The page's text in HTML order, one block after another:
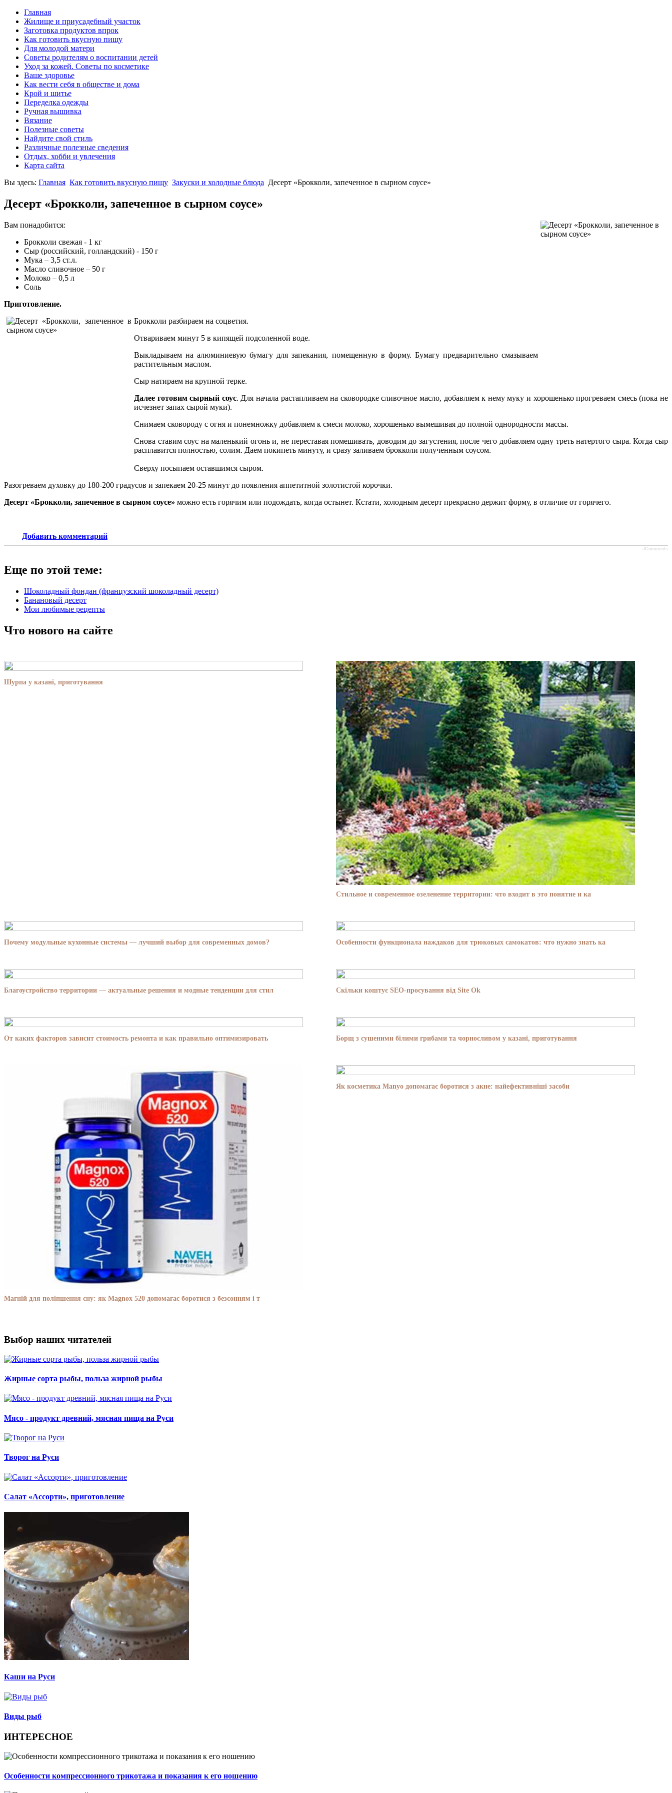
Главная
Жилище и приусадебный участок
Заготовка продуктов впрок
Как готовить вкусную пищу
Для молодой матери
Советы родителям о воспитании детей
Уход за кожей. Советы по косметике
Ваше здоровье
Как вести себя в обществе и дома
Крой и шитье
Переделка одежды
Ручная вышивка
Вязание
Полезные советы
Найдите свой стиль
Различные полезные сведения
Отдых, хобби и увлечения
Карта сайта
Вы здесь: Главная Как готовить вкусную пищу Закуски и холодные блюда Десерт «Брокколи, запеченное в сырном соусе»
Десерт «Брокколи, запеченное в сырном соусе»
Вам понадобится:
Брокколи свежая - 1 кг
Сыр (российский, голландский) - 150 г
Мука – 3,5 ст.л.
Масло сливочное – 50 г
Молоко – 0,5 л
Соль
Приготовление.
Брокколи разбираем на соцветия.
Отвариваем минут 5 в кипящей подсоленной воде.
Выкладываем на алюминиевую бумагу для запекания, помещенную в форму. Бумагу предварительно смазываем
растительным маслом.
Сыр натираем на крупной терке.
Далее готовим сырный соус. Для начала растапливаем на сковородке сливочное масло, добавляем к нему муку и хорошенько прогреваем смесь (пока не
исчезнет запах сырой муки).
Снимаем сковороду с огня и понемножку добавляем к смеси молоко, хорошенько вымешивая до полной однородности массы.
Снова ставим соус на маленький огонь и, не переставая помешивать, доводим до загустения, после чего добавляем одну треть натертого сыра. Когда сыр
расплавится полностью, солим. Даем покипеть минуту, и сразу заливаем брокколи полученным соусом.
Сверху посыпаем оставшимся сыром.
Разогреваем духовку до 180-200 градусов и запекаем 20-25 минут до появления аппетитной золотистой корочки.
Десерт «Брокколи, запеченное в сырном соусе» можно есть горячим или подождать, когда остынет. Кстати, холодным десерт прекрасно держит форму, в отличие от горячего.
Добавить комментарий
JComments
Еще по этой теме:
Шоколадный фондан (французский шоколадный десерт)
Банановый десерт
Мои любимые рецепты
Что нового на сайте
Шурпа у казані, приготування
Стильное и современное озеленение территории: что входит в это понятие и ка
Почему модульные кухонные системы — лучший выбор для современных домов? Особенности функционала наждаков для трюковых самокатов: что нужно знать ка
Благоустройство территории — актуальные решения и модные тенденции для стил Скільки коштує SEO-просування від Site Ok
От каких факторов зависит стоимость ремонта и как правильно оптимизировать Борщ з сушеними білими грибами та чорносливом у казані, приготування
Магній для поліпшення сну: як Magnox 520 допомагає боротися з безсонням і т
Як косметика Manyo допомагає боротися з акне: найефективніші засоби
Выбор наших читателей
Жирные сорта рыбы, польза жирной рыбы
Мясо - продукт древний, мясная пища на Руси
Творог на Руси
Салат «Ассорти», приготовление
Каши на Руси
Виды рыб
ИНТЕРЕСНОЕ
Особенности компрессионного трикотажа и показания к его ношению